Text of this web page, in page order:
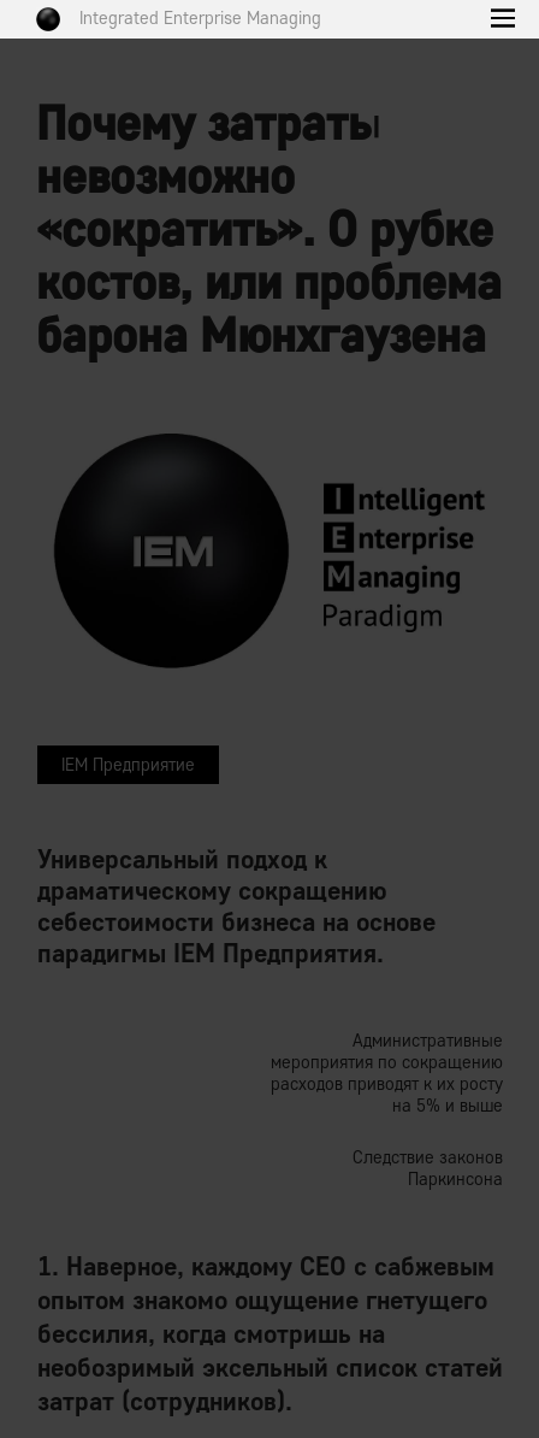
Integrated Enterprise Managing
Почему затраты
невозможно
«сократить». О рубке
костов, или проблема
барона Мюнхгаузена
IEM Предприятие
Универсальный подход к
драматическому сокращению
себестоимости бизнеса на основе
парадигмы IEM Предприятия.
Административные
мероприятия по сокращению
расходов приводят к их росту
на 5% и выше
Следствие законов
Паркинсона
1. Наверное, каждому СЕО с сабжевым
опытом знакомо ощущение гнетущего
бессилия, когда смотришь на
необозримый эксельный список статей
затрат (сотрудников).